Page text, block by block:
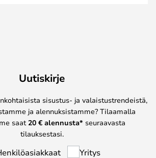
Uutiskirje
sisustus- ja valaistustrendeistä,
ja alennuksistamme? Tilaamalla
saat 20 € alennusta* seuraavasta
tilauksestasi.
Yritys